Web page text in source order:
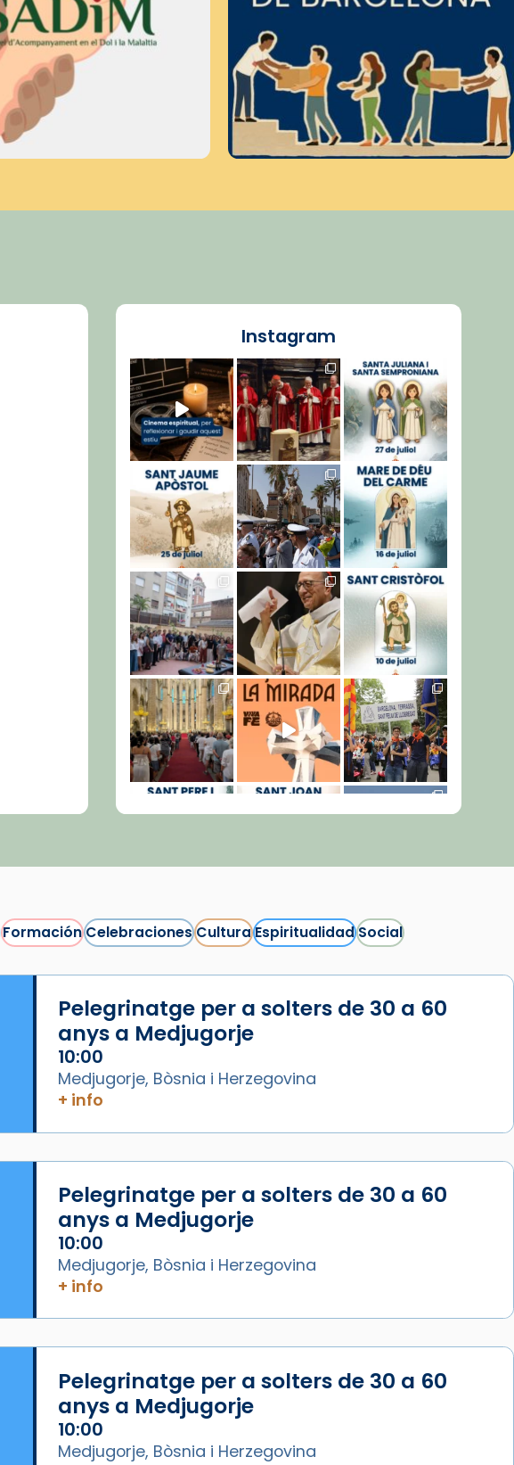
Instagram
Cargar más...
FormaciónCelebracionesCulturaEspiritualidadSocial
Pelegrinatge per a solters de 30 a 60
anys a Medjugorje
10:00
Medjugorje, Bòsnia i Herzegovina
+ info
Pelegrinatge per a solters de 30 a 60
anys a Medjugorje
10:00
Medjugorje, Bòsnia i Herzegovina
+ info
Pelegrinatge per a solters de 30 a 60
anys a Medjugorje
10:00
Medjugorje, Bòsnia i Herzegovina